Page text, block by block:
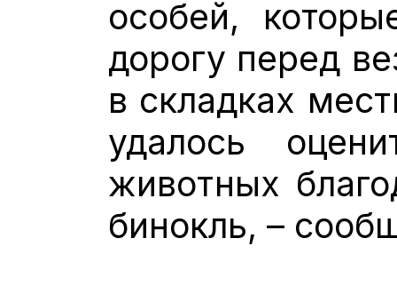
особей,
дорогу перед
в складках
удалось
животных
бинокль, –